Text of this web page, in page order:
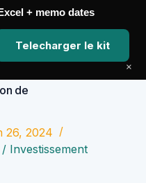
de
26, 2024
Investissement
+ memo dates
Telecharger le kit
×